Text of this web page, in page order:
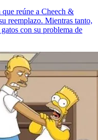
reúne a Cheech &
reemplazo. Mientras tanto,
con su problema de